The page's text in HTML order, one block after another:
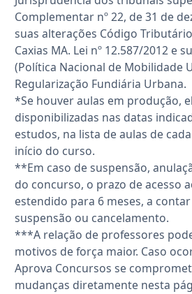
Complementar nº 22, de 31 de
suas alterações Código
Caxias MA. Lei nº 12.587/2012 e
(Política Nacional de Mobilidade
Regularização Fundiária Urbana.
*Se houver aulas em produção,
disponibilizadas nas datas
estudos, na lista de aulas de
início do curso.
**Em caso de suspensão,
do concurso, o prazo de acesso
estendido para 6 meses, a
suspensão ou cancelamento.
***A relação de professores
motivos de força maior. Caso
Aprova Concursos se
mudanças diretamente nesta